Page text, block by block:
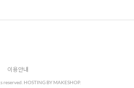
이용안내
HOSTING BY MAKESHOP.